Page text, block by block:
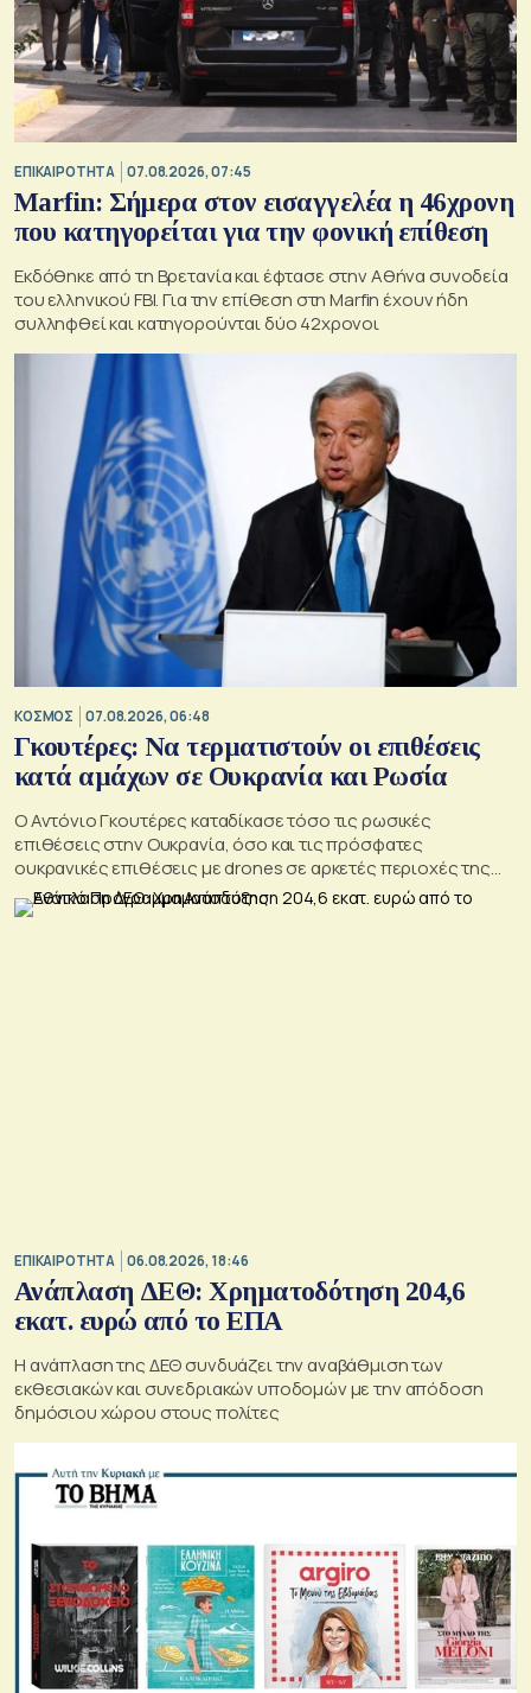
ΕΠΙΚΑΙΡΟΤΗΤΑ 07.08.2026, 07:45
Marfin: Σήμερα στον εισαγγελέα η 46χρονη
που κατηγορείται για την φονική επίθεση
Εκδόθηκε από τη Βρετανία και έφτασε στην Αθήνα συνοδεία
του ελληνικού FBI. Για την επίθεση στη Marfin έχουν ήδη
συλληφθεί και κατηγορούνται δύο 42χρονοι
ΚΟΣΜΟΣ 07.08.2026, 06:48
Γκουτέρες: Να τερματιστούν οι επιθέσεις
κατά αμάχων σε Ουκρανία και Ρωσία
Ο Αντόνιο Γκουτέρες καταδίκασε τόσο τις ρωσικές
επιθέσεις στην Ουκρανία, όσο και τις πρόσφατες
ουκρανικές επιθέσεις με drones σε αρκετές περιοχές της
Ρωσίας, οι οποίες προκάλεσαν απώλειες μεταξύ αμάχων και
ζημιές σε μη στρατιωτικές υποδομές.
ΕΠΙΚΑΙΡΟΤΗΤΑ 06.08.2026, 18:46
Ανάπλαση ΔΕΘ: Χρηματοδότηση 204,6
εκατ. ευρώ από το ΕΠΑ
Η ανάπλαση της ΔΕΘ συνδυάζει την αναβάθμιση των
εκθεσιακών και συνεδριακών υποδομών με την απόδοση
δημόσιου χώρου στους πολίτες